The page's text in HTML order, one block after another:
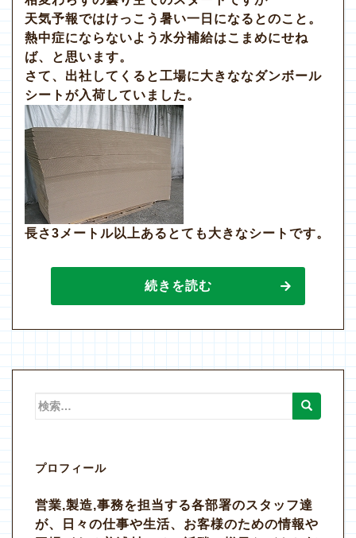
天気予報ではけっこう暑い一日になるとのこと。
熱中症にならないよう水分補給はこまめにせね
ば、と思います。
さて、出社してくると工場に大きななダンボール
シートが入荷していました。
長さ3メートル以上あるとても大きなシートです。
続きを読む
検
プロフィール
営業,製造,事務を担当する各部署のスタッフ達
が、日々の仕事や生活、お客様のための情報や